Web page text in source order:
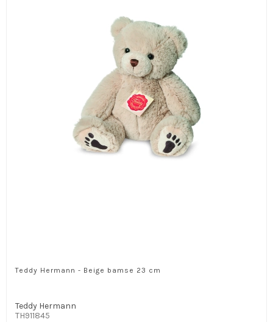
Teddy Hermann - Beige bamse 23 cm
Teddy Hermann
TH911845